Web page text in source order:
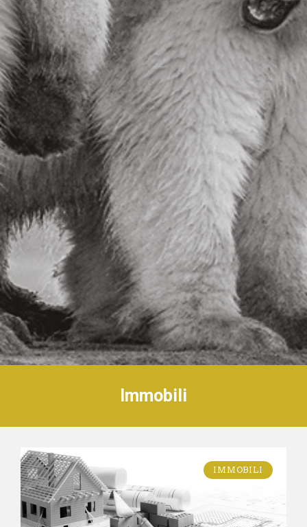
Immobili
IMMOBILI